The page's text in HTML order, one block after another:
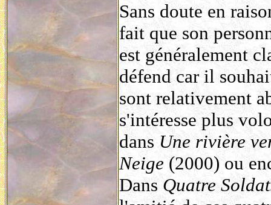
Sans doute en
fait que son
est généralement
défend car il
sont relativement
s'intéresse plus
dans Une rivière
Neige (2000) ou
Dans Quatre